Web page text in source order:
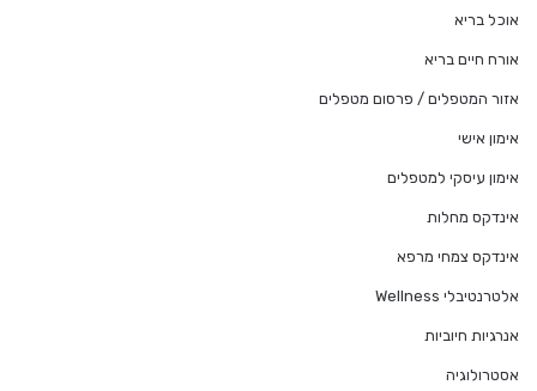
אוכל בריא
אורח חיים בריא
אזור המטפלים / פרסום מטפלים
אימון אישי
אימון עיסקי למטפלים
אינדקס מחלות
אינדקס צמחי מרפא
אלטרנטיבלי Wellness
אנרגיות חיוביות
אסטרולוגיה